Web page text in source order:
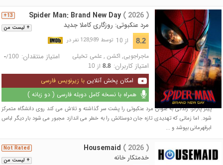
+ لیست من
13+ Spider Man: Brand New Day ( 2026 )
مرد عنکبوتی: روزگاری کاملا جدید
8.2 از 10 توسط 128,989 نفر در
ماجراجویی, اکشن , علمی تخیلی امتیاز منتقدان: -/100
امتیاز کاربران: 8.8از 10
امکان پخش آنلاین با زیرنویس فارسی
همراه با نسخه کامل دوبله فارسی ( دو زبانه )
پیتر پارکر، زندگی به عنوان مرد عنکبوتی را پشت سر گذاشته و تلاش می کند روی دانشگاه متمرکز
شود. اما زمانی که تهدیدی تازه جان دوستانش را به خطر می اندازد مجبور می شود بار دیگر لباس
ابرقهرمانی بپوشد و ...
+ لیست من
Not Rated Housemaid ( 2026 )
خدمتکار خانه